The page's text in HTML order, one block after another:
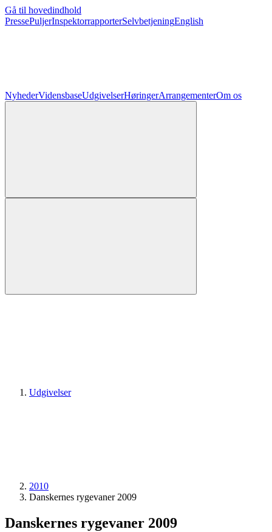
Gå til hovedindhold
PressePuljerInspektorrapporterSelvbetjeningEnglish
NyhederVidensbaseUdgivelserHøringerArrangementerOm os
Udgivelser
2010
Danskernes rygevaner 2009
Danskernes rygevaner 2009